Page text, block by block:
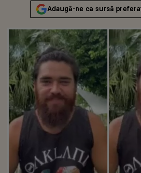
Adaugă-ne ca sursă